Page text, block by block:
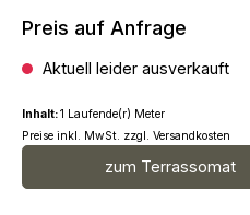
Preis auf Anfrage
Aktuell leider ausverkauft
Inhalt:1 Laufende(r) Meter
Preise inkl. MwSt. zzgl. Versandkosten
zum Terrassomat